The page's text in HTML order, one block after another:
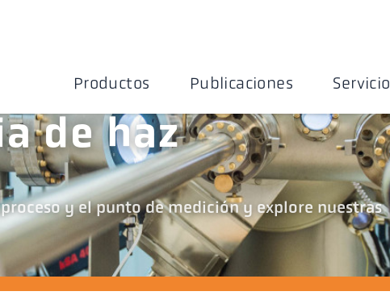
Productos Publicaciones Servicio
de haz
y el punto de medición y explore nuestras